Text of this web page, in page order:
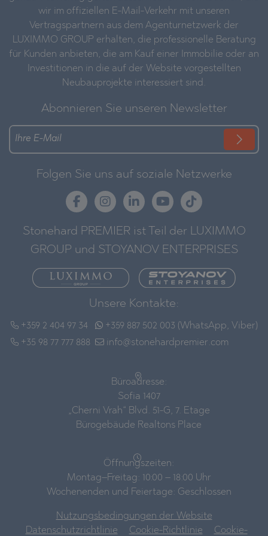
wir im offiziellen E-Mail-Verkehr mit unseren
Vertragspartnern aus dem Agenturnetzwerk der
LUXIMMO GROUP erhalten, die professionelle Beratung
für Kunden anbieten, die am Kauf einer Immobilie oder an
Investitionen in die auf der Website vorgestellten
Neubauprojekte interessiert sind.
Abonnieren Sie unseren Newsletter
Folgen Sie uns auf soziale Netzwerke
Stonehard PREMIER ist Teil der LUXIMMO
GROUP und STOYANOV ENTERPRISES
Unsere Kontakte:
+359 2 404 97 34
+35 98 77 777 888
+359 887 502 003 (WhatsApp, Viber)
info@stonehardpremier.com
Büroadresse:
Sofia 1407
„Cherni Vrah“ Blvd. 51-G, 7. Etage
Bürogebäude Realtons Place
Öffnungszeiten:
Montag–Freitag: 10:00 – 18:00 Uhr
Wochenenden und Feiertage: Geschlossen
Nutzungsbedingungen der Website
Datenschutzrichtlinie
Cookie-Richtlinie Cookie-